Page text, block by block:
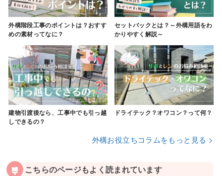
外構階段工事のポイントは？おすす
めの素材ってなに？
セットバックとは？～外構用語をわ
かりやすく解説～
建物引渡後なら、工事中でも引っ越
しできるの？
ドライテック？オワコン？って何？
外構お役立ちコラムをもっと見る >
こちらのページもよく読まれています